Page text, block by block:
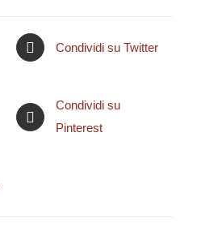
Condividi su Twitter
Condividi su
Pinterest